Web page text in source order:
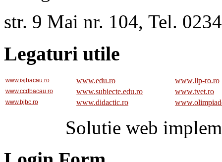
str. 9 Mai nr. 104, Tel.
Legaturi utile
www.isjbacau.ro www.edu.ro www.llp-ro.ro
www.ccdbacau.ro www.subiecte.edu.ro www.tvet.ro
www.bjbc.ro www.didactic.ro
Solutie web